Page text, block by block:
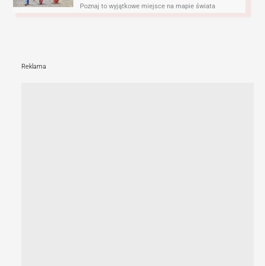
Poznaj to wyjątkowe miejsce na mapie świata
Reklama